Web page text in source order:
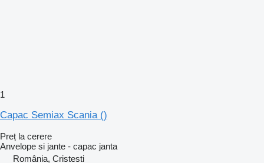
1
Capac Semiax Scania ()
Preț la cerere
Anvelope si jante - capac janta
România, Cristesti